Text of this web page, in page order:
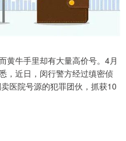
黄牛手里却有大量高价号。4月
，近日，闵行警方经过缜密侦
医院号源的犯罪团伙，抓获10